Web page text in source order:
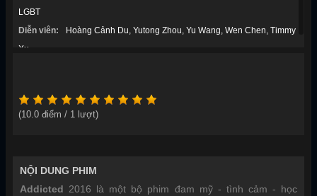
LGBT
Diễn viên:
Hoàng Cảnh Du Yutong Zhou Yu Wang Wen Chen Timmy
Xu
(10.0 điểm / 1 lượt)
NỘI DUNG PHIM
Addicted 2016 là một bộ phim đam mỹ - tình cảm - học